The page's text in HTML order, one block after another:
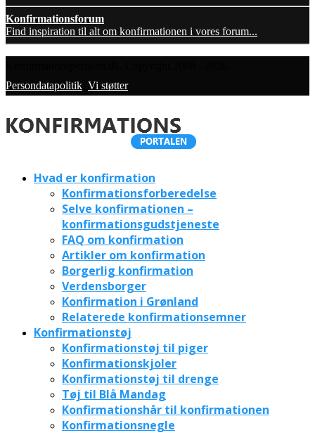
Konfirmationsforum
Find inspiration til alt om konfirmationen i vores forum...
Persondatapolitik Vi støtter
Hvad er konfirmation
Konfirmationsforberedelse
Selve konfirmationen –
konfirmationsgudstjeneste
FAQ om konfirmation
Artikler om konfirmation
Borgerlig konfirmation
Verdensborger
Konfirmation i Grønland
Relaterede konfirmationsemner
Konfirmationstøj
Konfirmationstøj til piger
Konfirmationskjoler
Konfirmationstøj til drenge
Tøj til Blå Mandag
Konfirmationshår til konfirmationen
Konfirmationsnegle